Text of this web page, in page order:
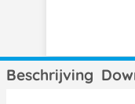
Beschrijving